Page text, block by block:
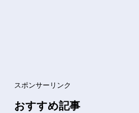
スポンサーリンク
おすすめ記事